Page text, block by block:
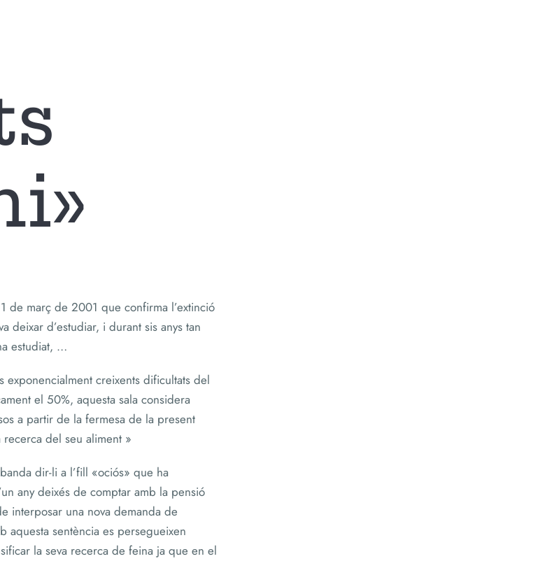
de març de 2001 que confirma l’extinció
deixar d’estudiar, i durant sis anys tan
estudiat, …
creixents dificultats del
el 50%, aquesta sala considera
a partir de la fermesa de la present
del seu aliment »
dir-li a l’fill «ociós» que ha
any deixés de comptar amb la pensió
interposar una nova demanda de
aquesta sentència es persegueixen
la seva recerca de feina ja que en el